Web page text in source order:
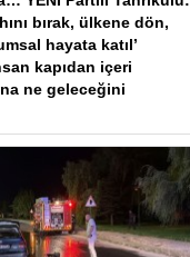
bırak, ülkene dön,
hayata katıl’
kapıdan içeri
ne geleceğini